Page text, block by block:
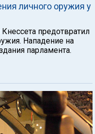
личного оружия у
предотвратил
Нападение на
парламента.